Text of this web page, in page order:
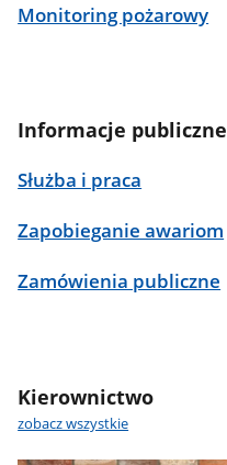
Monitoring pożarowy
Informacje publiczne
Służba i praca
Zapobieganie awariom
Zamówienia publiczne
Kierownictwo
zobacz wszystkie